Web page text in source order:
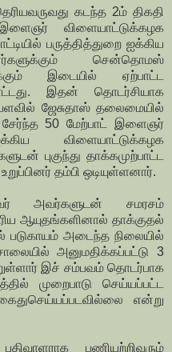
கடந்த 2ம் திகதி
விளையாட்டுக்கழக
பருத்தித்துறை ஐக்கிய
சென்தொமஸ்
இடையில் ஏற்பாட்ட
இதன் தொடர்சியாக
ஜேசுதாஸ் தலைமையில்
சேர்ந்த 50 மேற்பாட் இளைஞர்
விளையாட்டுக்கழக
புகுந்து தாக்கமுற்பாட்ட
தம்பி ஒடியுள்ளனார்.
அவர்களுடன் சமரசம்
ஆயுதங்களினால் தாக்குதல்
படுகாயம் அடைந்த நிலையில்
அனுமதிக்கப்பட்டு 3
இச் சம்பவம் தொடர்பாக
முறைபாடு செய்யப்பட்ட
என்று
பணியற்றிவரும்